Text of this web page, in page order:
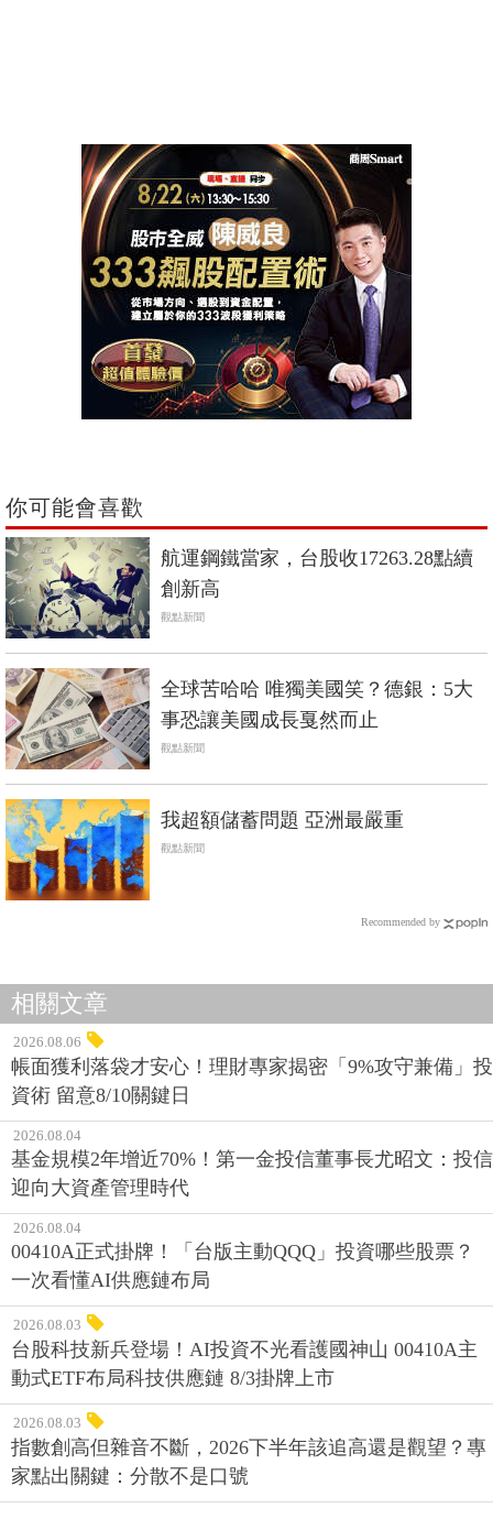
你可能會喜歡
航運鋼鐵當家，台股收17263.28點續
創新高
觀點新聞
全球苦哈哈 唯獨美國笑？德銀：5大
事恐讓美國成長戛然而止
觀點新聞
我超額儲蓄問題 亞洲最嚴重
觀點新聞
Recommended by
相關文章
2026.08.06
帳面獲利落袋才安心！理財專家揭密「9%攻守兼備」投
資術 留意8/10關鍵日
2026.08.04
基金規模2年增近70%！第一金投信董事長尤昭文：投信
迎向大資產管理時代
2026.08.04
00410A正式掛牌！「台版主動QQQ」投資哪些股票？
一次看懂AI供應鏈布局
2026.08.03
台股科技新兵登場！AI投資不光看護國神山 00410A主
動式ETF布局科技供應鏈 8/3掛牌上市
2026.08.03
指數創高但雜音不斷，2026下半年該追高還是觀望？專
家點出關鍵：分散不是口號